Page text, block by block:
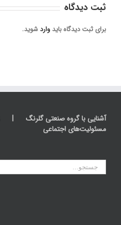
ثبت ديدگاه
برای ثبت دیدگاه باید واردشوید.
آشنایی با گروه صنعتی گلرنگ
مسئولیت‌های اجتماعی
جستجو
برای: